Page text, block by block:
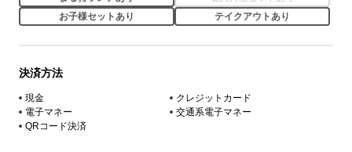
お子様セットあり
テイクアウトあり
決済方法
現金
クレジットカード
電子マネー
交通系電子マネー
QRコード決済